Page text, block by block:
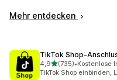
Mehr entdecken
TikTok
4,9von 5 Sternen
(735)
735 Rezensionen
•Kostenlose
TikTok Shop einbinden,